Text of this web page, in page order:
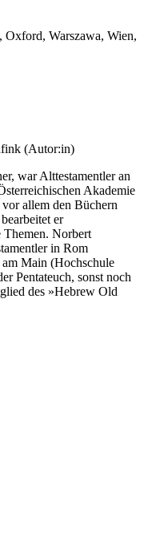
Warszawa, Wien,
(Autor:in)
war Alttestamentler an
Akademie
allem den Büchern
er
Norbert
in Rom
Main (Hochschule
Pentateuch, sonst noch
des »Hebrew Old